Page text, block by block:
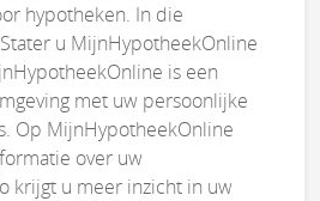
hypotheken. In die
u MijnHypotheekOnline
is een
met uw persoonlijke
Op MijnHypotheekOnline
over uw
krijgt u meer inzicht in uw